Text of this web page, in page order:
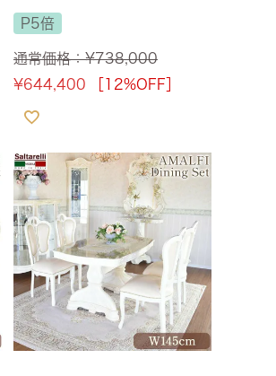
人掛け ブラウン 幅165cm
【送料無料】
P5倍
通常価格：¥738,000
¥644,400 ［12%OFF］